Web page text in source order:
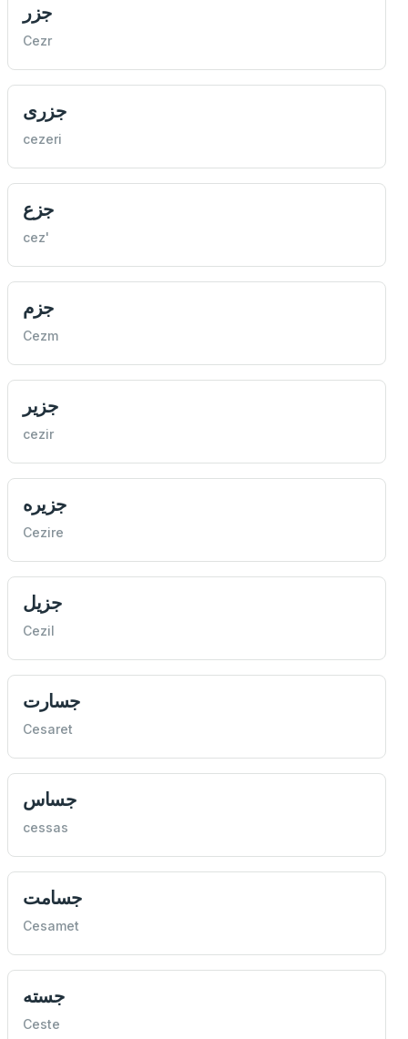
جزر
Cezr
جزری
cezeri
جزع
cez'
جزم
Cezm
جزير
cezir
جزيره
Cezire
جزيل
Cezil
جسارت
Cesaret
جساس
cessas
جسامت
Cesamet
جسته
Ceste